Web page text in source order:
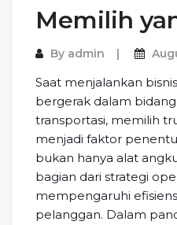
Memilih
By admin
Saat menjalankan
bergerak dalam
transportasi, memilih
menjadi faktor
bukan hanya alat
bagian dari strategi
mempengaruhi
pelanggan. Dalam